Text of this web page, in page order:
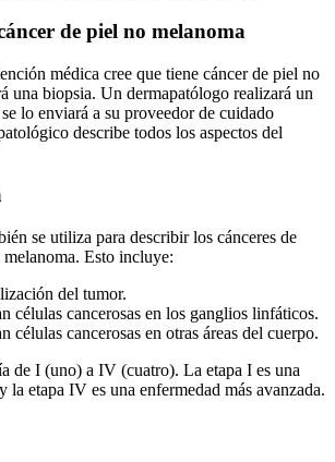
de piel no melanoma
médica cree que tiene cáncer de piel no
una biopsia. Un dermapatólogo realizará un
lo enviará a su proveedor de cuidado
describe todos los aspectos del
se utiliza para describir los cánceres de
melanoma. Esto incluye:
del tumor.
células cancerosas en los ganglios linfáticos.
células cancerosas en otras áreas del cuerpo.
de I (uno) a IV (cuatro). La etapa I es una
la etapa IV es una enfermedad más avanzada.